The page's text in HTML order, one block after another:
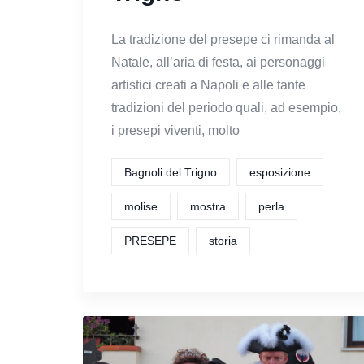
La tradizione del presepe ci rimanda al
Natale, all’aria di festa, ai personaggi
artistici creati a Napoli e alle tante
tradizioni del periodo quali, ad esempio,
i presepi viventi, molto
Bagnoli del Trigno esposizione
molise mostra perla
PRESEPE storia